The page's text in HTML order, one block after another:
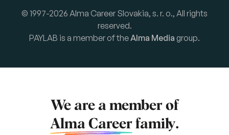
© 1997-2026 Alma Career Slovakia, s. r. o., All rights
reserved.
PAYLAB is a member of theAlma Media group.
We are a member of
Alma Career family.